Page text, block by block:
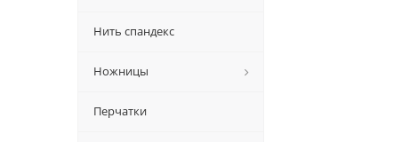
Нить спандекс
Ножницы
Перчатки